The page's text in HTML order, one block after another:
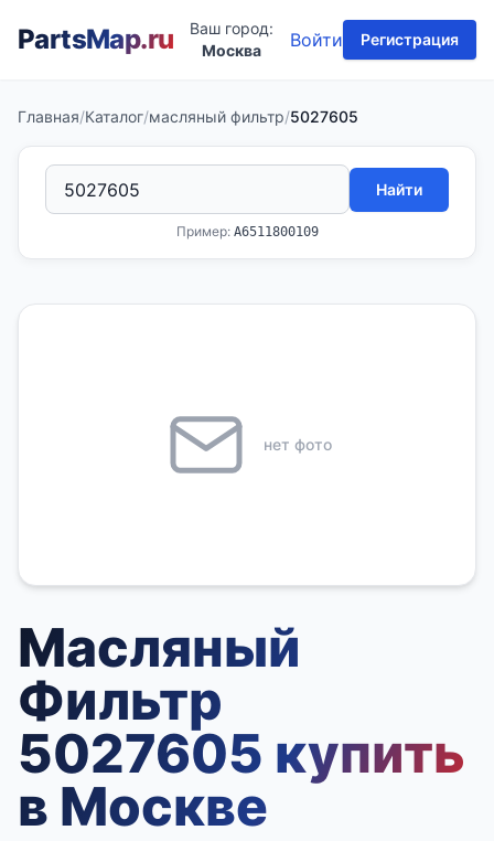
PartsMap.ru
Ваш город:
Москва
Войти Регистрация
Главная/Каталог/масляный фильтр/5027605
Найти
Пример: A6511800109
нет фото
Масляный
Фильтр
5027605 купить
в Москве